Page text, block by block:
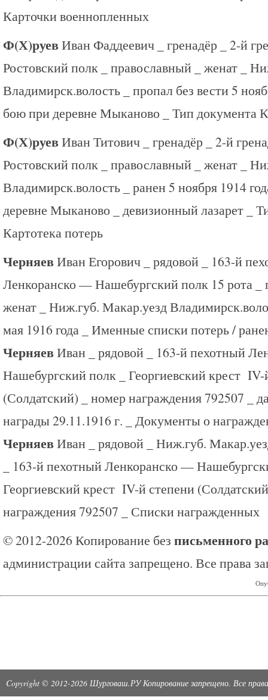
Карточки военнопленных
Ф(Х)руевИван Фаддеевич _ гренадёр _ 2-й
Ростовский полк _ православный _ женат _
Владимирск.волость _ пропал без вести 5
бою при деревне Мыканово _ Тип документа
Ф(Х)руевИван Титович _ гренадёр _ 2-й
Ростовский полк _ православный _ женат _
Владимирск.волость _ ранен 5 ноября 1914
деревне Мыканово _ девизионный лазарет _
Картотека потерь
ЧерняевИван Егорович _ рядовой _ 163-й
Ленкоранско — Нашебургский полк 15 рота _
женат _ Ниж.губ. Макар.уезд
мая 1916 года _ Именные списки потерь /
ЧерняевИван _ рядовой _ 163-й пехотный
Нашебургский полк _ Георгиевский крест IV-
(Солдатский) _ номер награждения 792507 _
награды 29.11.1916 г. _ Документы о
ЧерняевИван _ рядовой _ Ниж.губ.
_ 163-й пехотный Ленкоранско —
Георгиевский крест IV-й степени
награждения 792507 _ Списки награжденных
© 2012-2026 Копирование без письменного
администрации сайта запрещено. Все права
Copyright © 2012-2026 Шурговаш.РУ Копирование запрещено. Все